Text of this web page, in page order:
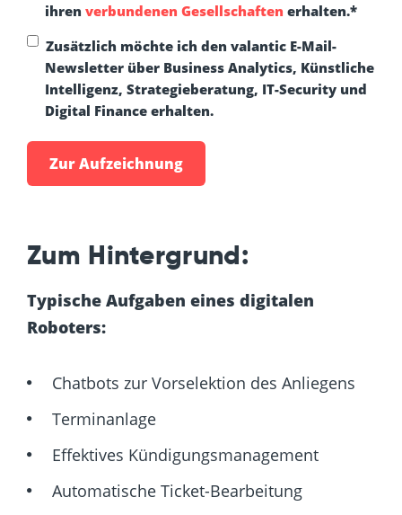
ihren verbundenen Gesellschaften erhalten.*
Zusätzlich möchte ich den valantic E-Mail-
Newsletter über Business Analytics, Künstliche
Intelligenz, Strategieberatung, IT-Security und
Digital Finance erhalten.
Zum Hintergrund:
Typische Aufgaben eines digitalen
Roboters:
Chatbots zur Vorselektion des Anliegens
Terminanlage
Effektives Kündigungsmanagement
Automatische Ticket-Bearbeitung